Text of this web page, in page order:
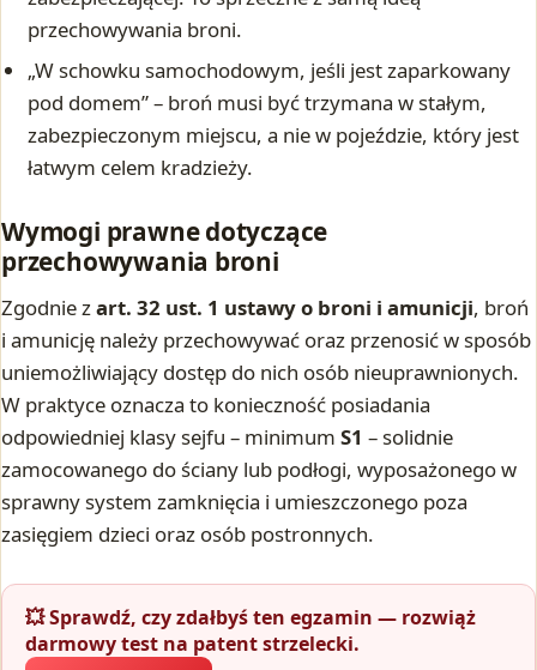
przechowywania broni.
„W schowku samochodowym, jeśli jest zaparkowany
pod domem” – broń musi być trzymana w stałym,
zabezpieczonym miejscu, a nie w pojeździe, który jest
łatwym celem kradzieży.
Wymogi prawne dotyczące
przechowywania broni
Zgodnie zart. 32 ust. 1 ustawy o broni i amunicji, broń
i amunicję należy przechowywać oraz przenosić w sposób
uniemożliwiający dostęp do nich osób nieuprawnionych.
W praktyce oznacza to konieczność posiadania
odpowiedniej klasy sejfu – minimum S1 – solidnie
zamocowanego do ściany lub podłogi, wyposażonego w
sprawny system zamknięcia i umieszczonego poza
zasięgiem dzieci oraz osób postronnych.
💥 Sprawdź, czy zdałbyś ten egzamin — rozwiąż
darmowy test na patent strzelecki.